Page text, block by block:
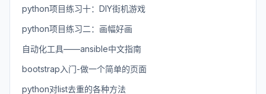
python项目练习十：DIY街机游戏
python项目练习二：画幅好画
自动化工具——ansible中文指南
bootstrap入门-做一个简单的页面
python对list去重的各种方法